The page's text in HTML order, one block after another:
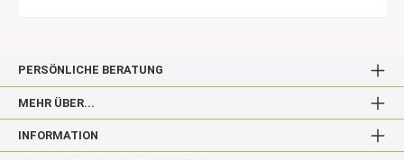
1
0
K
o
PERSÖNLICHE BERATUNG
MEHR ÜBER...
INFORMATION